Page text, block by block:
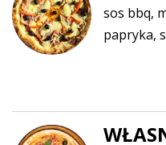
sos bbq,
papryka,